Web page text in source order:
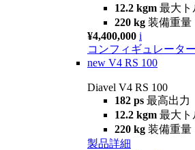
12.2 kgm 最大ト
220 kg 装備重量
¥4,400,000 i
コンフィギュレーター
new V4 RS 100
Diavel V4 RS 100
182 ps 最高出力
12.2 kgm 最大ト
220 kg 装備重量
製品詳細